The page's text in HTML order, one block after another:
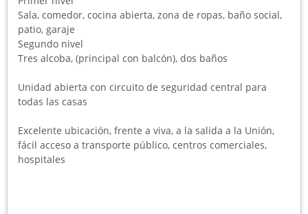
Sala, comedor, cocina abierta, zona de ropas, baño social,
patio, garaje
Segundo nivel
Tres alcoba, (principal con balcón), dos baños
Unidad abierta con circuito de seguridad central para
todas las casas
Excelente ubicación, frente a viva, a la salida a la Unión,
fácil acceso a transporte público, centros comerciales,
hospitales